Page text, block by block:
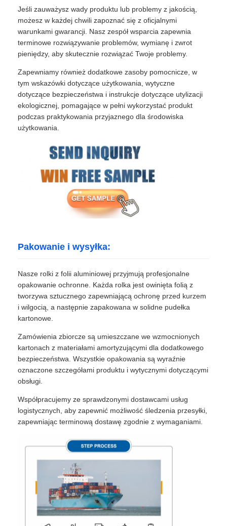
Jeśli zauważysz wady produktu lub problemy z jakością,
możesz w każdej chwili zapoznać się z oficjalnymi
warunkami gwarancji. Nasz zespół wsparcia zapewnia
terminowe rozwiązywanie problemów, wymianę i zwrot
pieniędzy, aby skutecznie rozwiązać Twoje problemy.
Zapewniamy również dodatkowe zasoby pomocnicze, w
tym wskazówki dotyczące użytkowania, wytyczne
dotyczące bezpieczeństwa i instrukcje dotyczące utylizacji
ekologicznej, pomagające w pełni wykorzystać produkt
podczas praktykowania przyjaznego dla środowiska
użytkowania.
Pakowanie i wysyłka:
Nasze rolki z folii aluminiowej przyjmują profesjonalne
opakowanie ochronne. Każda rolka jest owinięta folią z
tworzywa sztucznego zapewniającą ochronę przed kurzem
i wilgocią, a następnie zapakowana w solidne pudełka
kartonowe.
Zamówienia zbiorcze są umieszczane we wzmocnionych
kartonach z materiałami amortyzującymi dla dodatkowego
bezpieczeństwa. Wszystkie opakowania są wyraźnie
oznaczone szczegółami produktu i wytycznymi dotyczącymi
obsługi.
Współpracujemy ze sprawdzonymi dostawcami usług
logistycznych, aby zapewnić możliwość śledzenia przesyłki,
zapewniając terminową dostawę zgodnie z wymaganiami.